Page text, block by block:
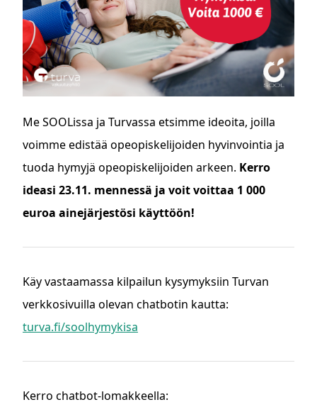
Me SOOLissa ja Turvassa etsimme ideoita, joilla
voimme edistää opeopiskelijoiden hyvinvointia ja
tuoda hymyjä opeopiskelijoiden arkeen. Kerro
ideasi 23.11. mennessä ja voit voittaa 1 000
euroa ainejärjestösi käyttöön!
Käy vastaamassa kilpailun kysymyksiin Turvan
verkkosivuilla olevan chatbotin kautta:
turva.fi/soolhymykisa
Kerro chatbot‐lomakkeella: